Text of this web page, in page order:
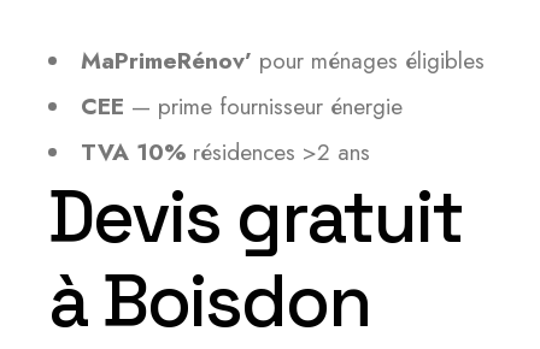
MaPrimeRénov’ pour ménages éligibles
CEE — prime fournisseur énergie
TVA 10% résidences >2 ans
Devis gratuit
à Boisdon